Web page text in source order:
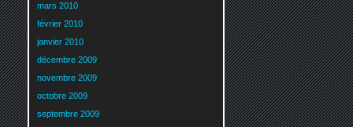
mars 2010
février 2010
janvier 2010
décembre 2009
novembre 2009
octobre 2009
septembre 2009